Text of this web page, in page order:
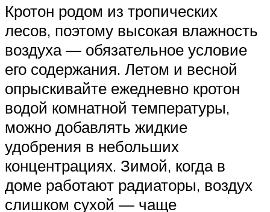
Кротон родом из тропических
лесов, поэтому высокая влажность
воздуха — обязательное условие
его содержания. Летом и весной
опрыскивайте ежедневно кротон
водой комнатной температуры,
можно добавлять жидкие
удобрения в небольших
концентрациях. Зимой, когда в
доме работают радиаторы, воздух
слишком сухой — чаще